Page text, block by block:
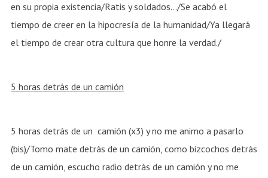
en su propia existencia/Ratis y soldados…/Se acabó el
tiempo de creer en la hipocresía de la humanidad/Ya llegará
el tiempo de crear otra cultura que honre la verdad./
5 horas detrás de un camión
5 horas detrás de un camión (x3) y no me animo a pasarlo
(bis)/Tomo mate detrás de un camión, como bizcochos detrás
de un camión, escucho radio detrás de un camión y no me